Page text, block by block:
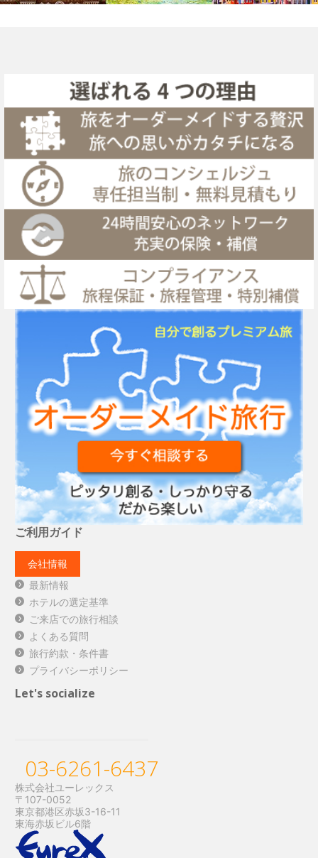
ご利用ガイド
会社情報
最新情報
ホテルの選定基準
ご来店での旅行相談
よくある質問
旅行約款・条件書
プライバシーポリシー
Let's socialize
03-6261-6437
株式会社ユーレックス
〒107-0052
東京都港区赤坂3-16-11
東海赤坂ビル6階